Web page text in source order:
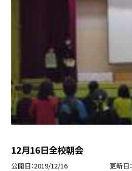
12月16日全校朝会
公開日 2019/12/16 更新日